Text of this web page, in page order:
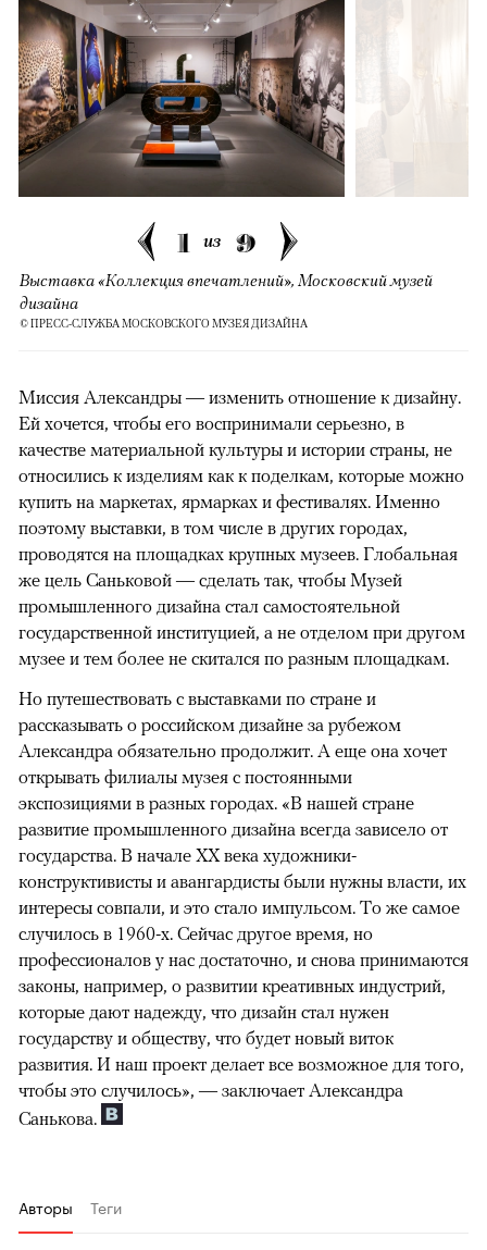
1 из 9
Выставка «Коллекция впечатлений», Московский музей
дизайна
© ПРЕСС-СЛУЖБА МОСКОВСКОГО МУЗЕЯ ДИЗАЙНА
Миссия Александры — изменить отношение к дизайну.
Ей хочется, чтобы его воспринимали серьезно, в
качестве материальной культуры и истории страны, не
относились к изделиям как к поделкам, которые можно
купить на маркетах, ярмарках и фестивалях. Именно
поэтому выставки, в том числе в других городах,
проводятся на площадках крупных музеев. Глобальная
же цель Саньковой — сделать так, чтобы Музей
промышленного дизайна стал самостоятельной
государственной институцией, а не отделом при другом
музее и тем более не скитался по разным площадкам.
Но путешествовать с выставками по стране и
рассказывать о российском дизайне за рубежом
Александра обязательно продолжит. А еще она хочет
открывать филиалы музея с постоянными
экспозициями в разных городах. «В нашей стране
развитие промышленного дизайна всегда зависело от
государства. В начале XX века художники-
конструктивисты и авангардисты были нужны власти, их
интересы совпали, и это стало импульсом. То же самое
случилось в 1960-х. Сейчас другое время, но
профессионалов у нас достаточно, и снова принимаются
законы, например, о развитии креативных индустрий,
которые дают надежду, что дизайн стал нужен
государству и обществу, что будет новый виток
развития. И наш проект делает все возможное для того,
чтобы это случилось», — заключает Александра
Санькова.
Авторы Теги